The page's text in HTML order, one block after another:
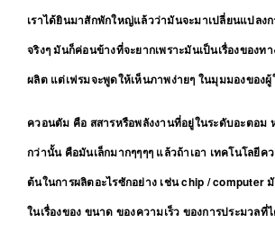
เราได้ยินมาสักพักใหญ่แล้วว่ามันจะมาเปลี่ยนแปลงก
จริงๆ มันก็ค่อนข้างที่จะยากเพราะมันเป็นเรื่องของท
ผลิต แต่เฟรมจะพูดให้เห็นภาพง่ายๆ ในมุมมองของ
ควอนตัม คือ สสารหรือพลังงานที่อยู่ในระดับอะตอม
กว่านั้น คือมันเล็กมากๆๆๆๆ แล้วถ้าเอา เทคโนโลยี
ต้นในการผลิตอะไรซักอย่าง เช่น chip / computer
ในเรื่องของ ขนาด ของความเร็ว ของการประมวลที่